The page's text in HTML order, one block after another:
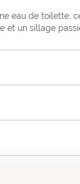
eau de toilette,
et un sillage